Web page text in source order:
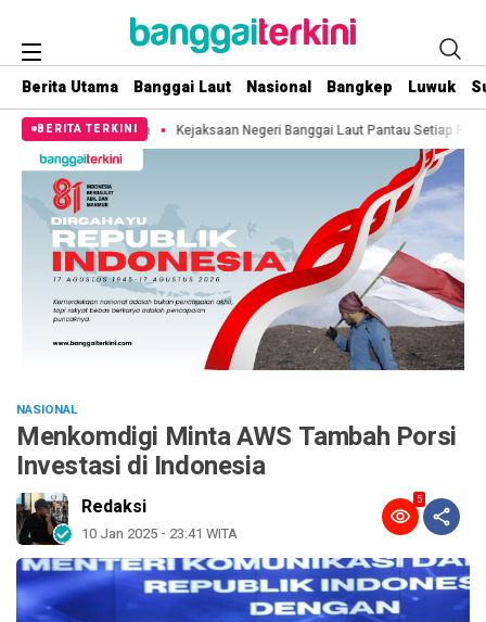
Berita Utama Banggai Laut Nasional Bangkep Luwuk
BERITA TERKINI
Kejaksaan Negeri Banggai Laut Pantau Setiap Pemberitaan Terkait
NASIONAL
Menkomdigi Minta AWS Tambah Porsi
Investasi di Indonesia
Redaksi
10 Jan 2025 - 23:41 WITA
5